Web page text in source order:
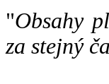
"Obsahy
za stejný